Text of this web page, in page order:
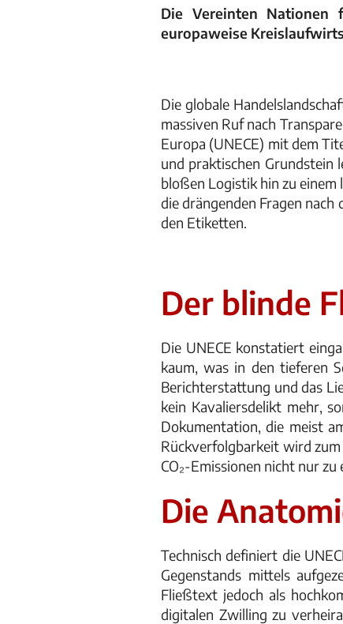
Die Vereinten Nationen
europaweise
Die globale
massiven Ruf nach
Europa (UNECE) mit dem
und praktischen Grundstein
bloßen Logistik hin zu
die drängenden Fragen
den Etiketten.
Der blinde
Die UNECE konstatiert
kaum, was in den tieferen
Berichterstattung und das
kein Kavaliersdelikt mehr,
Dokumentation, die meist
Rückverfolgbarkeit wird
CO₂-Emissionen nicht nur
Die
Technisch definiert die
Gegenstands mittels
Fließtext jedoch als
digitalen Zwilling zu